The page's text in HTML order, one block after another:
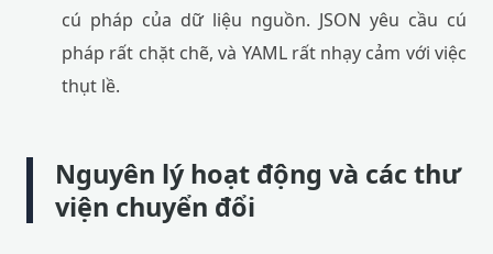
cú pháp của dữ liệu nguồn. JSON yêu cầu cú
pháp rất chặt chẽ, và YAML rất nhạy cảm với việc
thụt lề.
Nguyên lý hoạt động và các thư
viện chuyển đổi